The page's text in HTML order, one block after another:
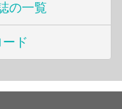
の一覧
ド